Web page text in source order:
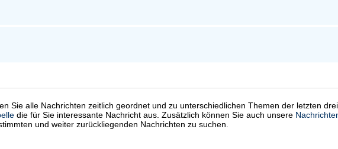
Sie alle Nachrichten zeitlich geordnet und zu unterschiedlichen Themen der letzten
die für Sie interessante Nachricht aus. Zusätzlich können Sie auch unsere
und weiter zurückliegenden Nachrichten zu suchen.